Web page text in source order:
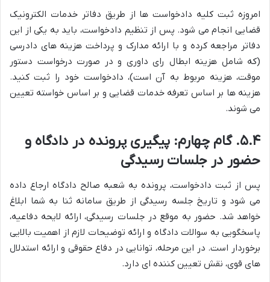
امروزه ثبت کلیه دادخواست ها از طریق دفاتر خدمات الکترونیک
قضایی انجام می شود. پس از تنظیم دادخواست، باید به یکی از این
دفاتر مراجعه کرده و با ارائه مدارک و پرداخت هزینه های دادرسی
(که شامل هزینه ابطال رای داوری و در صورت درخواست دستور
موقت، هزینه مربوط به آن است)، دادخواست خود را ثبت کنید.
هزینه ها بر اساس تعرفه خدمات قضایی و بر اساس خواسته تعیین
می شوند.
۵.۴. گام چهارم: پیگیری پرونده در دادگاه و
حضور در جلسات رسیدگی
پس از ثبت دادخواست، پرونده به شعبه صالح دادگاه ارجاع داده
می شود و تاریخ جلسه رسیدگی از طریق سامانه ثنا به شما ابلاغ
خواهد شد. حضور به موقع در جلسات رسیدگی، ارائه لایحه دفاعیه،
پاسخگویی به سوالات دادگاه و ارائه توضیحات لازم از اهمیت بالایی
برخوردار است. در این مرحله، توانایی در دفاع حقوقی و ارائه استدلال
های قوی، نقش تعیین کننده ای دارد.